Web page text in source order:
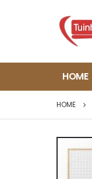
HOME
HOME
naar
het